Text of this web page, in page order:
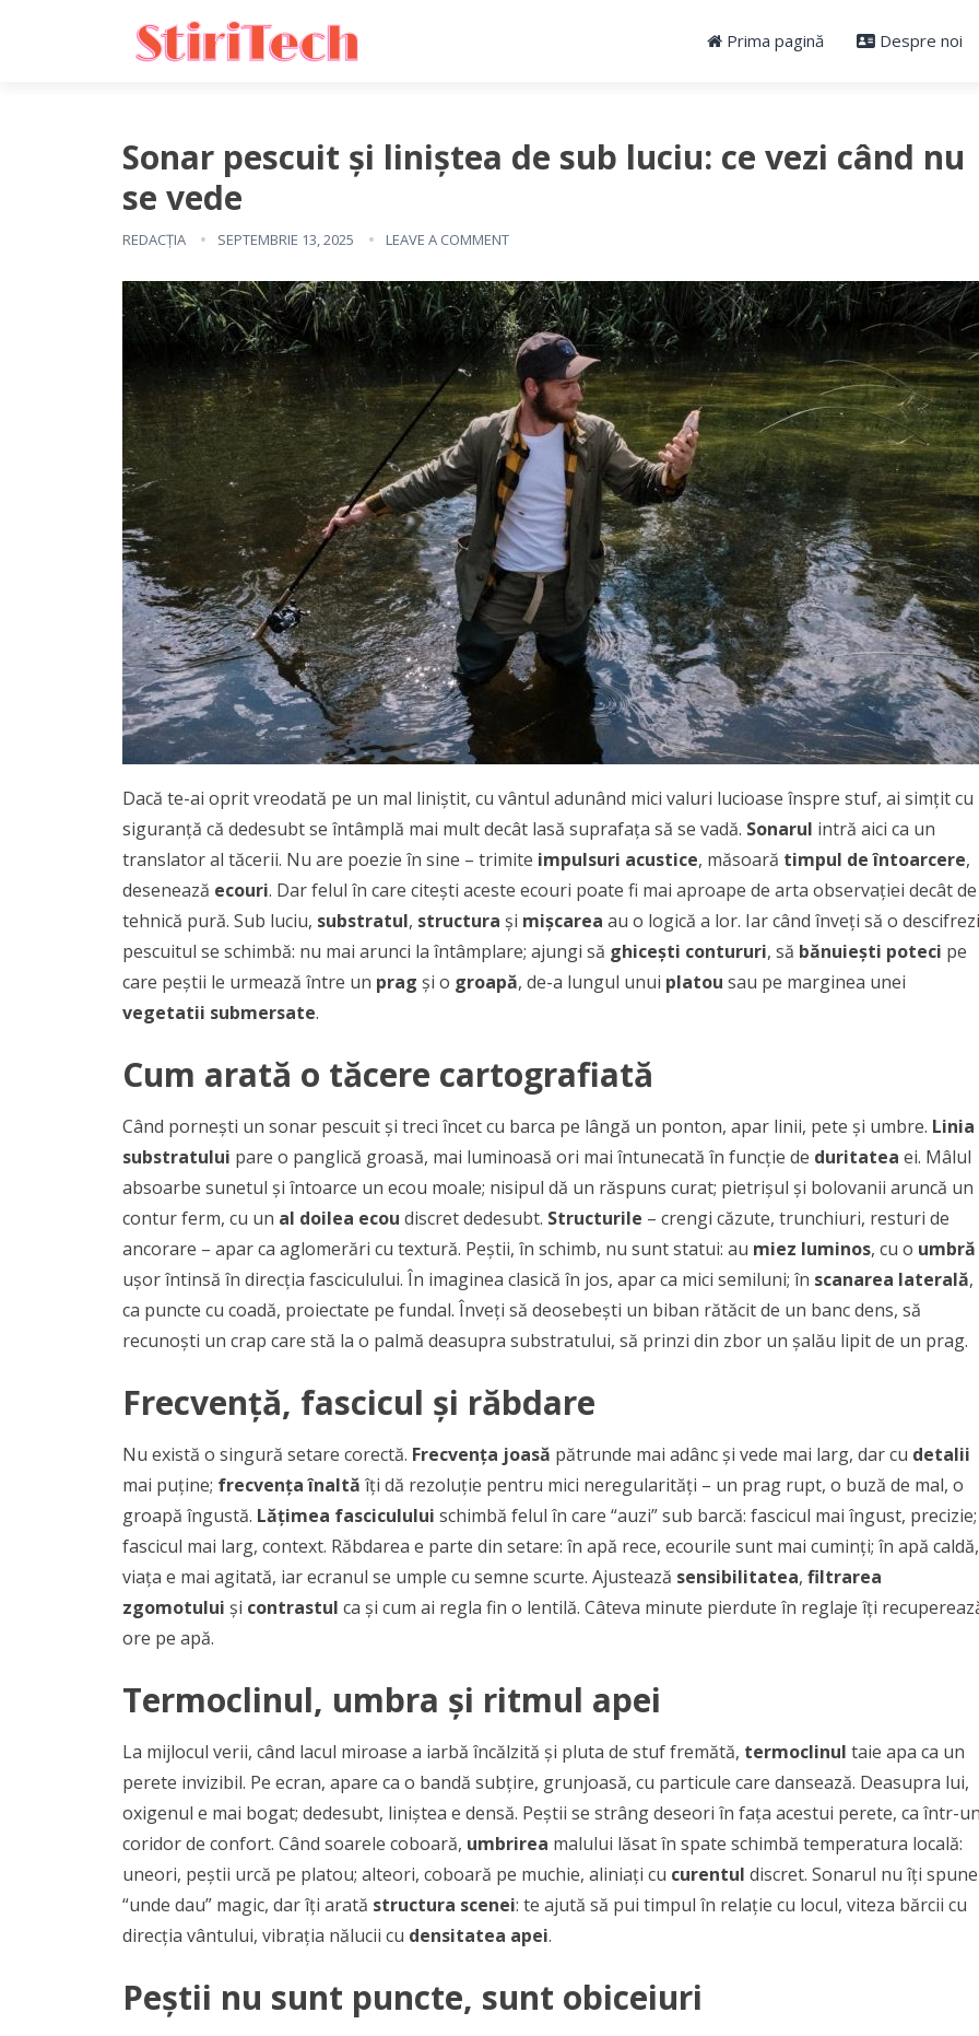
Prima pagină Despre noi
Sonar pescuit și liniștea de sub luciu: ce vezi când nu
se vede
REDACȚIA SEPTEMBRIE 13, 2025 LEAVE A COMMENT
Dacă te-ai oprit vreodată pe un mal liniștit, cu vântul adunând mici valuri lucioase înspre stuf, ai simțit cu
siguranță că dedesubt se întâmplă mai mult decât lasă suprafața să se vadă. Sonarul intră aici ca un
translator al tăcerii. Nu are poezie în sine – trimite impulsuri acustice, măsoară timpul de întoarcere,
desenează ecouri. Dar felul în care citești aceste ecouri poate fi mai aproape de arta observației decât de
tehnică pură. Sub luciu, substratul, structura și mișcarea au o logică a lor. Iar când înveți să o
pescuitul se schimbă: nu mai arunci la întâmplare; ajungi să ghicești contururi, să bănuiești poteci pe
care peștii le urmează între un prag și o groapă, de-a lungul unui platou sau pe marginea unei
vegetatii submersate.
Cum arată o tăcere cartografiată
Când pornești un sonar pescuit și treci încet cu barca pe lângă un ponton, apar linii, pete și umbre. Linia
substratului pare o panglică groasă, mai luminoasă ori mai întunecată în funcție de duritatea ei. Mâlul
absoarbe sunetul și întoarce un ecou moale; nisipul dă un răspuns curat; pietrișul și bolovanii aruncă un
contur ferm, cu un al doilea ecou discret dedesubt. Structurile – crengi căzute, trunchiuri, resturi de
ancorare – apar ca aglomerări cu textură. Peștii, în schimb, nu sunt statui: au miez luminos, cu o umbră
ușor întinsă în direcția fasciculului. În imaginea clasică în jos, apar ca mici semiluni; în scanarea laterală,
ca puncte cu coadă, proiectate pe fundal. Înveți să deosebești un biban rătăcit de un banc dens, să
recunoști un crap care stă la o palmă deasupra substratului, să prinzi din zbor un șalău lipit de un prag.
Frecvență, fascicul și răbdare
Nu există o singură setare corectă. Frecvența joasă pătrunde mai adânc și vede mai larg, dar cu detalii
mai puține; frecvența înaltă îți dă rezoluție pentru mici neregularități – un prag rupt, o buză de mal, o
groapă îngustă. Lățimea fasciculului schimbă felul în care “auzi” sub barcă: fascicul mai îngust, precizie;
fascicul mai larg, context. Răbdarea e parte din setare: în apă rece, ecourile sunt mai cuminți; în apă caldă,
viața e mai agitată, iar ecranul se umple cu semne scurte. Ajustează sensibilitatea, filtrarea
zgomotului și contrastul ca și cum ai regla fin o lentilă. Câteva minute pierdute în reglaje îți
ore pe apă.
Termoclinul, umbra și ritmul apei
La mijlocul verii, când lacul miroase a iarbă încălzită și pluta de stuf fremătă, termoclinul taie apa ca un
perete invizibil. Pe ecran, apare ca o bandă subțire, grunjoasă, cu particule care dansează. Deasupra lui,
oxigenul e mai bogat; dedesubt, liniștea e densă. Peștii se strâng deseori în fața acestui perete, ca într-
coridor de confort. Când soarele coboară, umbrirea malului lăsat în spate schimbă temperatura locală:
uneori, peștii urcă pe platou; alteori, coboară pe muchie, aliniați cu curentul discret. Sonarul nu îți spune
“unde dau” magic, dar îți arată structura scenei: te ajută să pui timpul în relație cu locul, viteza bărcii cu
direcția vântului, vibrația nălucii cu densitatea apei.
Peștii nu sunt puncte, sunt obiceiuri